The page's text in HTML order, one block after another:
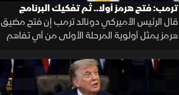
ترمب: فتح هرمز أولا.. ثم تفكيك البرنامج
النووي الإيراني
قال الرئيس الأميركي دونالد ترمب إن فتح مضيق
هرمز يمثل أولوية المرحلة الأولى من أي تفاهم
مع إيران، يليه الملف النووي، مؤكداً أن واشنطن
لن تسمح لطهران بامتلاك سلاح نووي.